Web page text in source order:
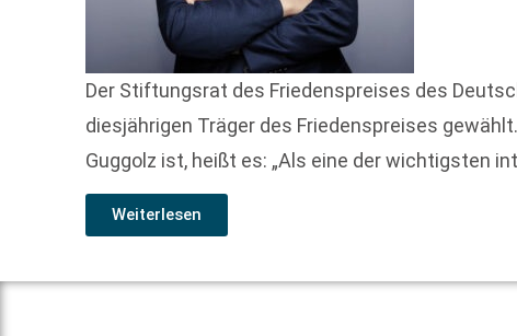
Der Stiftungsrat des Friedenspreises des
diesjährigen Träger des Friedenspreises
Guggolz ist, heißt es: „Als eine der wichtigsten
Weiterlesen